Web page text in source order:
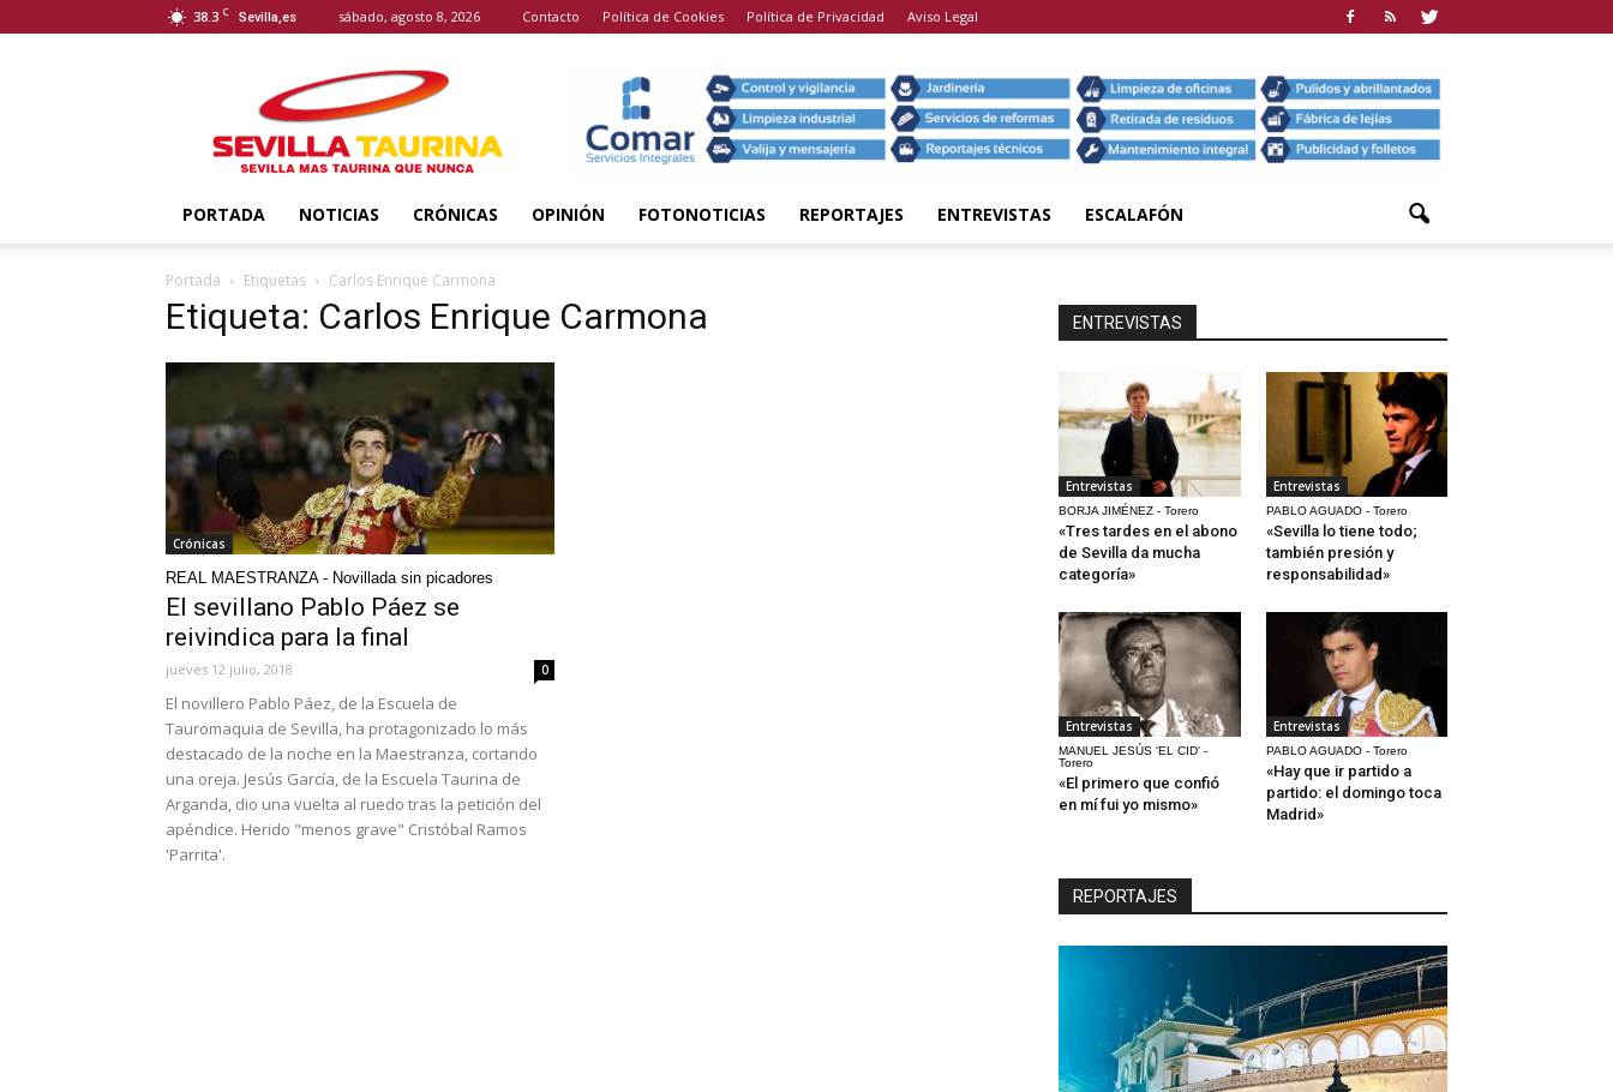
38.3 C Sevilla,es sábado, agosto 8, 2026 Contacto Política de Cookies Política de Privacidad Aviso Legal
Taurina
PORTADA NOTICIAS CRÓNICAS OPINIÓN FOTONOTICIAS REPORTAJES ENTREVISTAS ESCALAFÓN
Portada Etiquetas Carlos Enrique Carmona
Etiqueta: Carlos Enrique Carmona
Crónicas
REAL MAESTRANZA - Novillada sin picadores
El sevillano Pablo Páez se
reivindica para la final
jueves 12 julio, 2018 0
El novillero Pablo Páez, de la Escuela de
Tauromaquia de Sevilla, ha protagonizado lo más
destacado de la noche en la Maestranza, cortando
una oreja. Jesús García, de la Escuela Taurina de
Arganda, dio una vuelta al ruedo tras la petición del
apéndice. Herido "menos grave" Cristóbal Ramos
'Parrita'.
ENTREVISTAS
Entrevistas
BORJA JIMÉNEZ - Torero
«Tres tardes en el abono
de Sevilla da mucha
categoría»
Entrevistas
PABLO AGUADO - Torero
«Sevilla lo tiene todo;
también presión y
responsabilidad»
Entrevistas
MANUEL JESÚS 'EL CID' -
Torero
«El primero que confió
en mí fui yo mismo»
Entrevistas
PABLO AGUADO - Torero
«Hay que ir partido a
partido: el domingo toca
Madrid»
REPORTAJES